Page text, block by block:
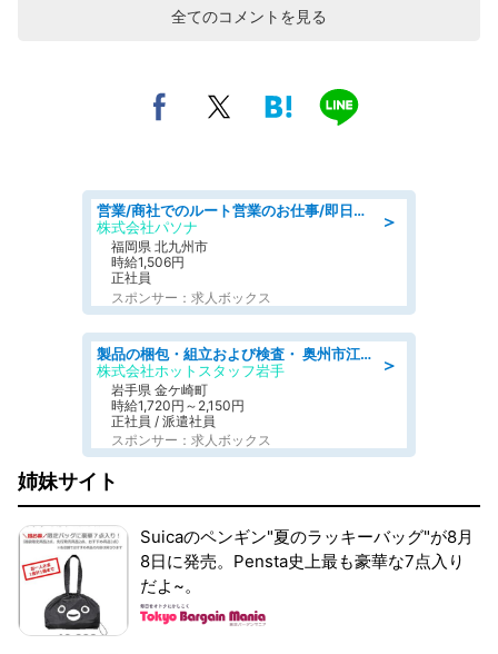
全てのコメントを見る
＞
営業/商社でのルート営業のお仕事/即日勤務可/車通勤可/営業
株式会社パソナ
福岡県 北九州市
時給1,506円
正社員
スポンサー：求人ボックス
＞
製品の梱包・組立および検査・ 奥州市江刺/大手企業で長期安定 梱包・検査・組立/半年経過毎に5万円の報奨金有
株式会社ホットスタッフ岩手
岩手県 金ケ崎町
時給1,720円～2,150円
正社員 / 派遣社員
スポンサー：求人ボックス
姉妹サイト
Suicaのペンギン"夏のラッキーバッグ"が8月
8日に発売。Pensta史上最も豪華な7点入り
だよ~。